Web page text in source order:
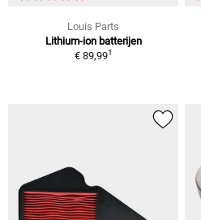
Louis Parts
Lithium-ion batterijen
€ 89,991